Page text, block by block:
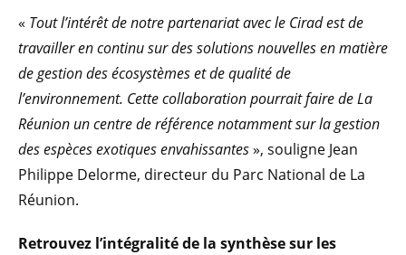
« Tout l’intérêt de notre partenariat avec le Cirad est de
travailler en continu sur des solutions nouvelles en matière
de gestion des écosystèmes et de qualité de
l’environnement. Cette collaboration pourrait faire de La
Réunion un centre de référence notamment sur la gestion
des espèces exotiques envahissantes», souligne Jean
Philippe Delorme, directeur du Parc National de La
Réunion.
Retrouvez l’intégralité de la synthèse sur les